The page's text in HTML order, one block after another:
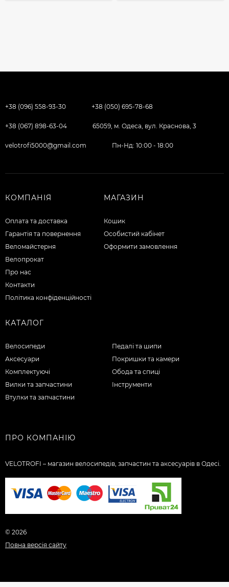
+38 (096) 558-93-30 +38 (050) 695-78-68
+38 (067) 898-63-04 65059, м. Одеса, вул. Краснова, 3
velotrofi5000@gmail.com Пн-Нд: 10:00 - 18:00
КОМПАНІЯ
Оплата та доставка
Гарантія та повернення
Веломайстерня
Велопрокат
Про нас
Контакти
Політика конфіденційності
МАГАЗИН
Кошик
Особистий кабінет
Оформити замовлення
КАТАЛОГ
Велосипеди
Аксесуари
Комплектуючі
Вилки та запчастини
Втулки та запчастини
Педалі та шипи
Покришки та камери
Обода та спиці
Інструменти
ПРО КОМПАНІЮ
VELOTROFI – магазин велосипедів, запчастин та аксесуарів в Одесі.
© 2026
Повна версія сайту